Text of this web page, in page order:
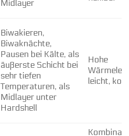
Midlayer
Biwakieren,
Biwaknächte,
Pausen bei Kälte, als
äußerste Schicht bei
sehr tiefen
Temperaturen, als
Midlayer unter
Hardshell
Hohe
leicht,